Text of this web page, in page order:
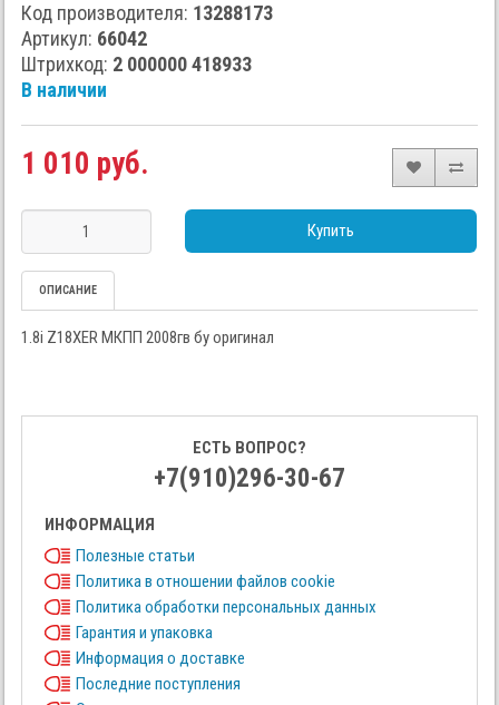
Код производителя: 13288173
Артикул: 66042
Штрихкод: 2 000000 418933
В наличии
1 010 руб.
Купить
ОПИСАНИЕ
1.8i Z18XER МКПП 2008гв бу оригинал
ЕСТЬ ВОПРОС?
+7(910)296-30-67
ИНФОРМАЦИЯ
Полезные статьи
Политика в отношении файлов cookie
Политика обработки персональных данных
Гарантия и упаковка
Информация о доставке
Последние поступления